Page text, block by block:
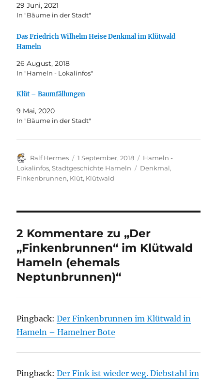
29 Juni, 2021
In "Bäume in der Stadt"
Das Friedrich Wilhelm Heise Denkmal im Klütwald
Hameln
26 August, 2018
In "Hameln - Lokalinfos"
Klüt – Baumfällungen
9 Mai, 2020
In "Bäume in der Stadt"
Autor
Ralf Hermes
Veröffentlicht
am
1 September, 2018 Kategorien
Hameln -
Lokalinfos,Stadtgeschichte Hameln Schlagwörter
Denkmal,
Finkenbrunnen, Klüt, Klütwald
2 Kommentare zu „Der
„Finkenbrunnen“ im Klütwald
Hameln (ehemals
Neptunbrunnen)“
Pingback:Der Finkenbrunnen im Klütwald in
Hameln – Hamelner Bote
Pingback:Der Fink ist wieder weg. Diebstahl im